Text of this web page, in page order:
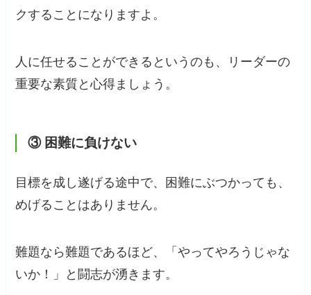
クすることになりますよ。
人に任せることができるというのも、リーダーの
重要な素質と心得ましょう。
③ 困難に負けない
目標を成し遂げる途中で、困難にぶつかっても、
めげることはありません。
難題なら難題であるほど、「やってやろうじゃな
いか！」と闘志が湧きます。